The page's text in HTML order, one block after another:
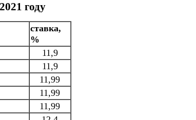
году
ставка,
%
11,9
11,9
11,99
11,99
11,99